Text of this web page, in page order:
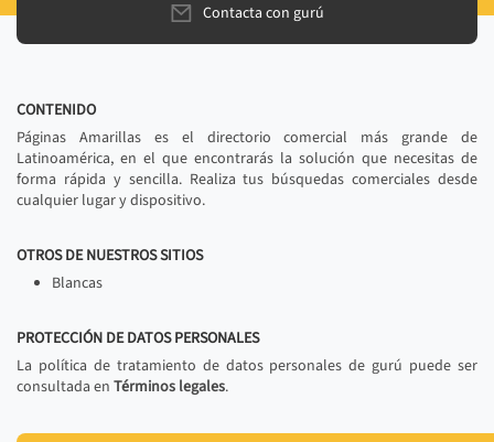
Contacta con gurú
CONTENIDO
Páginas Amarillas es el directorio comercial más grande de
Latinoamérica, en el que encontrarás la solución que necesitas de
forma rápida y sencilla. Realiza tus búsquedas comerciales desde
cualquier lugar y dispositivo.
OTROS DE NUESTROS SITIOS
Blancas
PROTECCIÓN DE DATOS PERSONALES
La política de tratamiento de datos personales de gurú puede ser
consultada en Términos legales.